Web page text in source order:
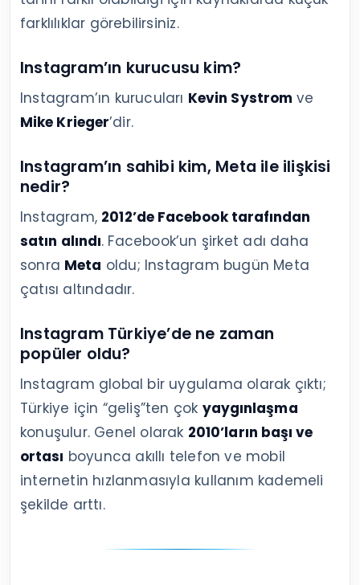
farklılıklar görebilirsiniz.
Instagram’ın kurucusu kim?
Instagram’ın kurucuları Kevin Systrom ve
Mike Krieger’dir.
Instagram’ın sahibi kim, Meta ile ilişkisi
nedir?
Instagram, 2012’de Facebook tarafından
satın alındı. Facebook’un şirket adı daha
sonra Meta oldu; Instagram bugün Meta
çatısı altındadır.
Instagram Türkiye’de ne zaman
popüler oldu?
Instagram global bir uygulama olarak çıktı;
Türkiye için “geliş”ten çok yaygınlaşma
konuşulur. Genel olarak 2010’ların başı ve
ortası boyunca akıllı telefon ve mobil
internetin hızlanmasıyla kullanım kademeli
şekilde arttı.